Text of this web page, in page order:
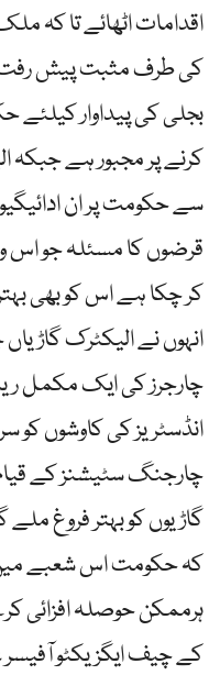
اقدامات اٹھائے تا کہ
کی طرف مثبت پیش رفت
بجلی کی پیداوار کیلئے
کرنے پر مجبور ہے جبکہ
سے حکومت پر ان
قرضوں کا مسئلہ جو اس
کر چکا ہے اس کو بھی
انہوں نے الیکٹرک
چارجرز کی ایک مکمل
انڈسٹریز کی کاوشوں کو
چارجنگ سٹیشنز کے
گاڑیوں کو بہتر فروغ
کہ حکومت اس شعبے میں
ہرممکن حوصلہ افزائی
کے چیف ایگزیکٹو